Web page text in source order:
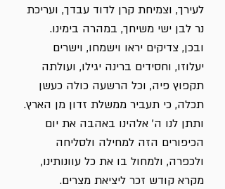
לעירך, וצמיחת קרן לדוד עבדך, ועריכת
נר לבן ישי משיחך, במהרה בימינו.
ובכן, צדיקים יראו וישמחו, וישרים
יעלוזו, וחסידים ברינה יגילו, ועולתה
תקפוץ פיה, וכל הרשעה כולה כעשן
תכלה, כי תעביר ממשלת זדון מן הארץ.
ותתן לנו ה' אלהינו באהבה את יום
הכיפורים הזה למחילה ולסליחה
ולכפרה, ולמחול בו את כל עוונותינו,
מקרא קודש זכר ליציאת מצרים.